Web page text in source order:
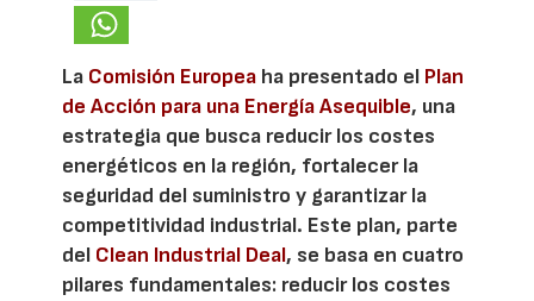
La Comisión Europea ha presentado el Plan
de Acción para una Energía Asequible, una
estrategia que busca reducir los costes
energéticos en la región, fortalecer la
seguridad del suministro y garantizar la
competitividad industrial. Este plan, parte
del Clean Industrial Deal, se basa en cuatro
pilares fundamentales: reducir los costes